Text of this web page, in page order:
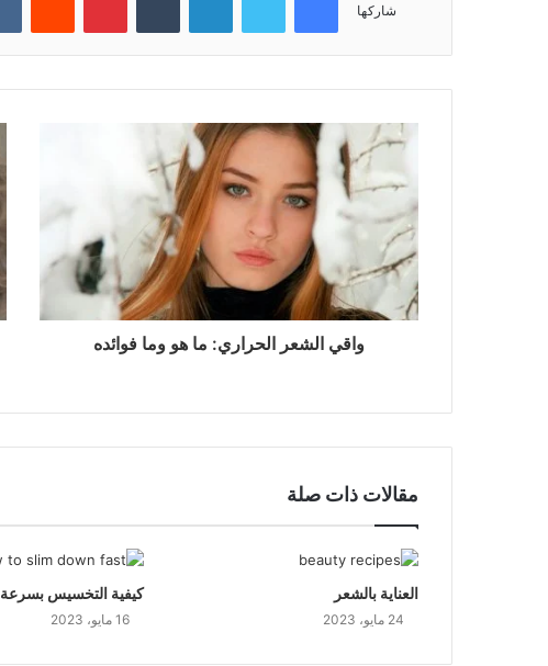
شاركها
واقي الشعر الحراري: ما هو وما فوائده
مقالات ذات صلة
العناية بالشعر
24 مايو، 2023
كيفية التخسيس بسرعة
16 مايو، 2023